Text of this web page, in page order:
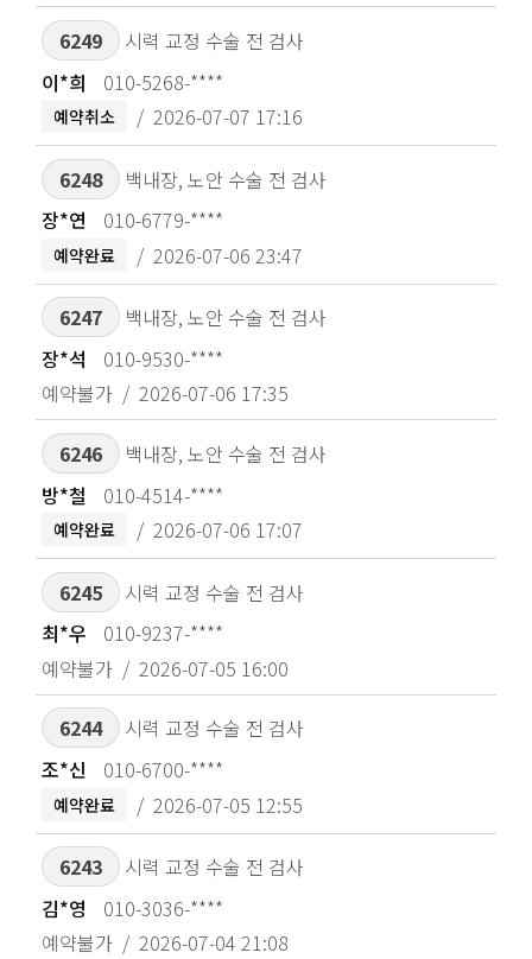
6249
시력 교정 수술 전 검사
이*희
010-5268-****
예약취소 2026-07-07 17:16
6248
백내장, 노안 수술 전 검사
장*연
010-6779-****
예약완료 2026-07-06 23:47
6247
백내장, 노안 수술 전 검사
장*석
010-9530-****
예약불가
2026-07-06 17:35
6246
백내장, 노안 수술 전 검사
방*철
010-4514-****
예약완료 2026-07-06 17:07
6245
시력 교정 수술 전 검사
최*우
010-9237-****
예약불가
2026-07-05 16:00
6244
시력 교정 수술 전 검사
조*신
010-6700-****
예약완료 2026-07-05 12:55
6243
시력 교정 수술 전 검사
김*영
010-3036-****
예약불가
2026-07-04 21:08